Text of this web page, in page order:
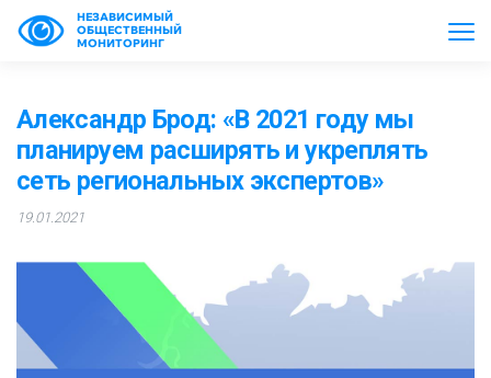
НЕЗАВИСИМЫЙ
ОБЩЕСТВЕННЫЙ
МОНИТОРИНГ
Александр Брод: «В 2021 году мы
планируем расширять и укреплять
сеть региональных экспертов»
19.01.2021